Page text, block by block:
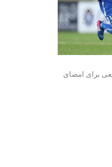
برای امضای